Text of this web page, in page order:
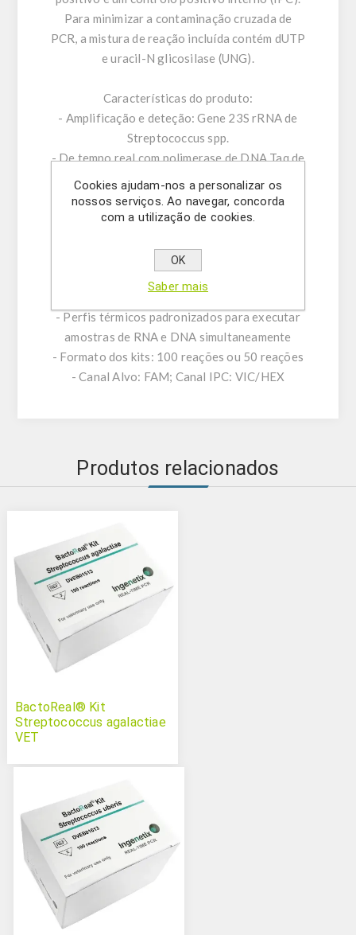
Para minimizar a contaminação cruzada de
PCR, a mistura de reação incluída contém dUTP
e uracil-N glicosilase (UNG).
Características do produto:
- Amplificação e deteção: Gene 23S rRNA de
Streptococcus spp.
- De tempo real com polimerase de DNA Taq de
- Corante -ROX ™ como referência passiva
- Controlo positivo interno (IPC) para excluir
- Otimizado para lidar com inibidores de PCR
PCR em tempo real padrão estabelecidas
- Perfis térmicos padronizados para executar
amostras de RNA e DNA simultaneamente
- Formato dos kits: 100 reações ou 50 reações
- Canal Alvo: FAM; Canal IPC: VIC/HEX
Produtos relacionados
BactoReal® Kit
Streptococcus agalactiae
VET
Cookies ajudam-nos a personalizar os
nossos serviços. Ao navegar, concorda
com a utilização de cookies.
OK
Saber mais